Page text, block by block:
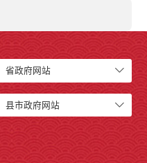
省政府网站
县市政府网站